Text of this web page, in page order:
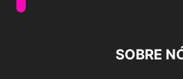
SOBRE